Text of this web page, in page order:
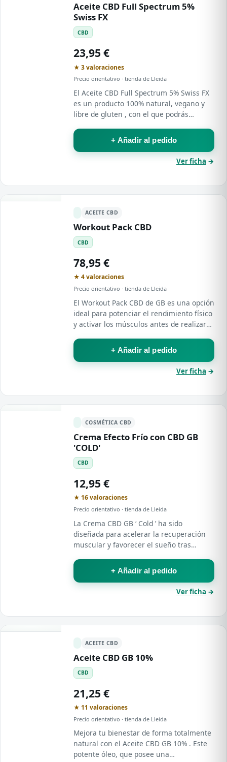
Aceite CBD Full Spectrum 5%
Swiss FX
CBD
23,95 €
★ 3 valoraciones
Precio orientativo · tienda de Lleida
El Aceite CBD Full Spectrum 5% Swiss FX
es un producto 100% natural, vegano y
libre de gluten , con el que podrás
de manera segura y eficaz.
+ Añadir al pedido
Ver ficha →
ACEITE CBD
Workout Pack CBD
CBD
78,95 €
★ 4 valoraciones
Precio orientativo · tienda de Lleida
El Workout Pack CBD de GB es una opción
ideal para potenciar el rendimiento físico
y activar los músculos antes de realizar
+ Añadir al pedido
Ver ficha →
COSMÉTICA CBD
Crema Efecto Frío con CBD GB
'COLD'
CBD
12,95 €
★ 16 valoraciones
Precio orientativo · tienda de Lleida
La Crema CBD GB ‘ Cold ’ ha sido
diseñada para acelerar la recuperación
muscular y favorecer el sueño tras
+ Añadir al pedido
Ver ficha →
ACEITE CBD
Aceite CBD GB 10%
CBD
21,25 €
★ 11 valoraciones
Precio orientativo · tienda de Lleida
Mejora tu bienestar de forma totalmente
natural con el Aceite CBD GB 10% . Este
potente óleo, que posee una